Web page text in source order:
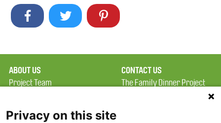
ABOUT US
Project Team
Terms of Use
CONTACT US
The Family Dinner Project
Privacy on this site